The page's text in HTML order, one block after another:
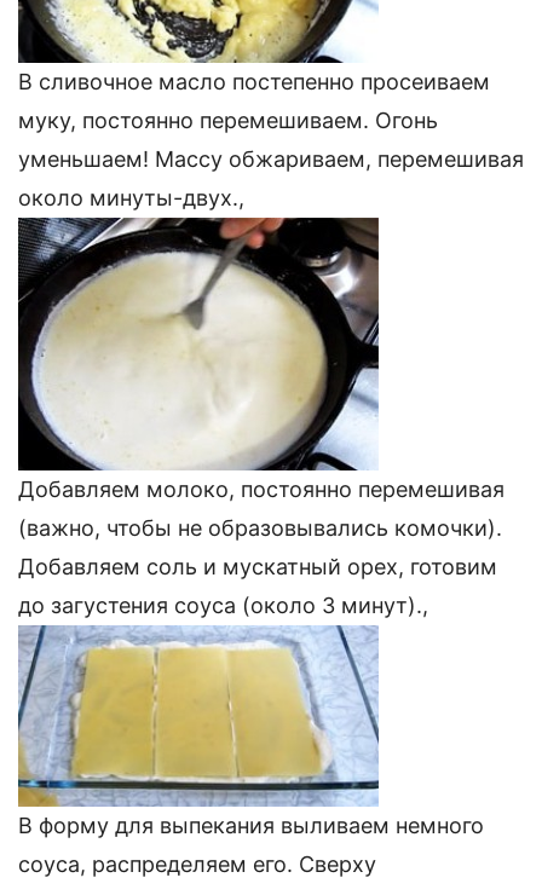
В сливочное масло постепенно просеиваем
муку, постоянно перемешиваем. Огонь
уменьшаем! Массу обжариваем, перемешивая
около минуты-двух.,
Добавляем молоко, постоянно перемешивая
(важно, чтобы не образовывались комочки).
Добавляем соль и мускатный орех, готовим
до загустения соуса (около 3 минут).,
В форму для выпекания выливаем немного
соуса, распределяем его. Сверху